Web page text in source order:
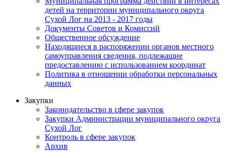
детей на территории муниципального округа
Сухой Лог на 2013 - 2017 годы
Документы Советов и Комиссий
Общественное обсуждение
Находящиеся в распоряжении органов местного
самоуправления сведения, подлежащие
предоставлению с использованием координат
Политика в отношении обработки персональных
данных
Закупки
Законодательство в сфере закупок
Закупки Администрации муниципального округа
Сухой Лог
Контроль в сфере закупок
Архив